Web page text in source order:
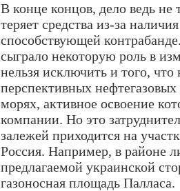
В конце концов, дело ведь не
теряет средства из-за
способствующей
сыграло некоторую роль в
нельзя исключить и того,
перспективных
морях, активное освоение
компании. Но это
залежей приходится на
Россия. Например, в районе
предлагаемой украинской
газоносная площадь Палласа.